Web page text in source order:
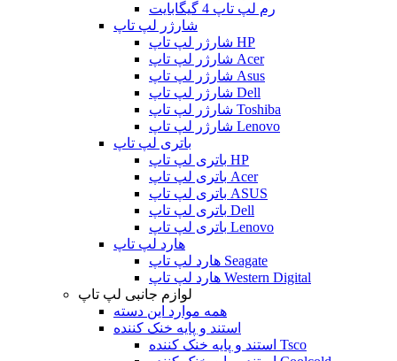
رم لپ تاپ 4 گیگابایت
شارژر لپ تاپ
شارژر لپ تاپ HP
شارژر لپ تاپ Acer
شارژر لپ تاپ Asus
شارژر لپ تاپ Dell
شارژر لپ تاپ Toshiba
شارژر لپ تاپ Lenovo
باتری لپ تاپ
باتری لپ تاپ HP
باتری لپ تاپ Acer
باتری لپ تاپ ASUS
باتری لپ تاپ Dell
باتری لپ تاپ Lenovo
هارد لپ تاپ
هارد لپ تاپ Seagate
هارد لپ تاپ Western Digital
لوازم جانبی لپ تاپ
همه موارد این دسته
استند و پایه خنک کننده
استند و پایه خنک کننده Tsco